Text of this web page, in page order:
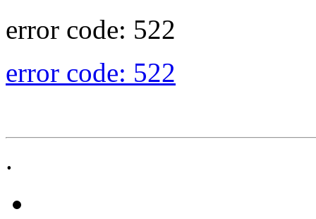
error code: 522
error code: 522
.